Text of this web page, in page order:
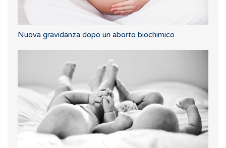
Nuova gravidanza dopo un aborto biochimico